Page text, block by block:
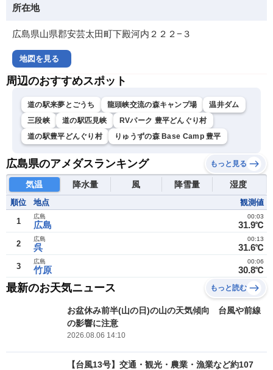
所在地
広島県山県郡安芸太田町下殿河内２２２−３
地図を見る
周辺のおすすめスポット
道の駅来夢とごうち 龍頭峡交流の森キャンプ場
温井ダム
三段峡
道の駅匹見峡
RVパーク 豊平どんぐり村
道の駅豊平どんぐり村
りゅうずの森 Base Camp 豊平
広島県のアメダスランキング もっと見る
気温 降水量 風 降雪量 湿度
順位 地点 観測値
1 広島
広島
31.9℃
00:03
2 呉
広島
31.6℃
00:13
3 竹原
広島
30.8℃
00:06
最新のお天気ニュース もっと読む
お盆休み前半(山の日)の山の天気傾向 台風や前線
の影響に注意
2026.08.06 14:10
【台風13号】交通・観光・農業・漁業など約107